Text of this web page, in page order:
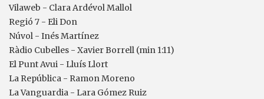
Vilaweb - Clara Ardévol Mallol
Regió 7 - Eli Don
Núvol - Inés Martínez
Ràdio Cubelles - Xavier Borrell (min 1:11)
El Punt Avui - Lluís Llort
La República - Ramon Moreno
La Vanguardia - Lara Gómez Ruiz